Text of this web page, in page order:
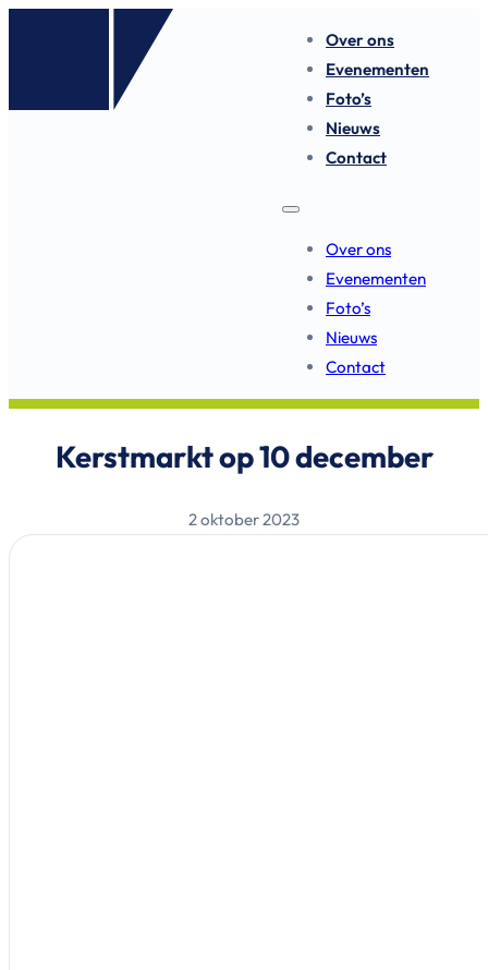
Over ons
Evenementen
Foto’s
Nieuws
Contact
Over ons
Evenementen
Foto’s
Nieuws
Contact
Kerstmarkt op 10 december
2 oktober 2023